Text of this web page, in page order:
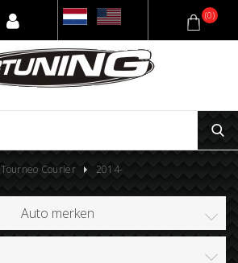
(0)
Tourneo Courier 2014-
Auto merken